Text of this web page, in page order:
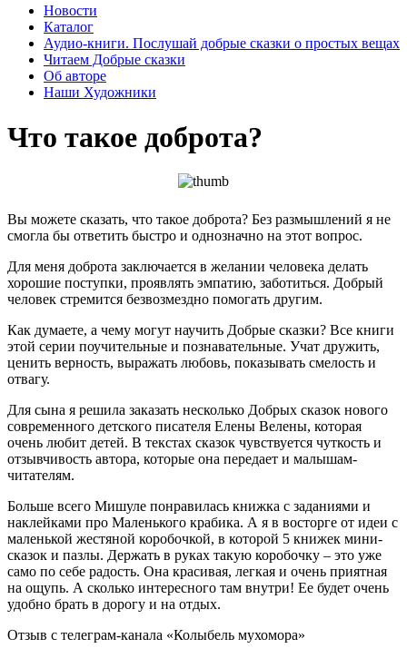
Новости
Каталог
Аудио-книги. Послушай добрые сказки о простых вещах
Читаем Добрые сказки
Об авторе
Наши Художники
Что такое доброта?
Вы можете сказать, что такое доброта? Без размышлений я не
смогла бы ответить быстро и однозначно на этот вопрос.
Для меня доброта заключается в желании человека делать
хорошие поступки, проявлять эмпатию, заботиться. Добрый
человек стремится безвозмездно помогать другим.
Как думаете, а чему могут научить Добрые сказки? Все книги
этой серии поучительные и познавательные. Учат дружить,
ценить верность, выражать любовь, показывать смелость и
отвагу.
Для сына я решила заказать несколько Добрых сказок нового
современного детского писателя Елены Велены, которая
очень любит детей. В текстах сказок чувствуется чуткость и
отзывчивость автора, которые она передает и малышам-
читателям.
Больше всего Мишуле понравилась книжка с заданиями и
наклейками про Маленького крабика. А я в восторге от идеи с
маленькой жестяной коробочкой, в которой 5 книжек мини-
сказок и пазлы. Держать в руках такую коробочку – это уже
само по себе радость. Она красивая, легкая и очень приятная
на ощупь. А сколько интересного там внутри! Ее будет очень
удобно брать в дорогу и на отдых.
Отзыв с телеграм-канала «Колыбель мухомора»